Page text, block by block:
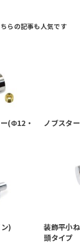
(Φ12・
ノブスター
)
装飾平小
頭タイプ